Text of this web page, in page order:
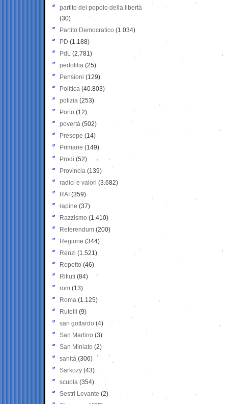
partito del popolo della libertà
(30)
Partito Democratico (1.034)
PD (1.188)
PdL (2.781)
pedofilia (25)
Pensioni (129)
Politica (40.803)
polizia (253)
Porto (12)
povertà (502)
Presepe (14)
Primarie (149)
Prodi (52)
Provincia (139)
radici e valori (3.682)
RAI (359)
rapine (37)
Razzismo (1.410)
Referendum (200)
Regione (344)
Renzi (1.521)
Repetto (46)
Rifiuti (84)
rom (13)
Roma (1.125)
Rutelli (9)
san gottardo (4)
San Martino (3)
San Miniato (2)
sanità (306)
Sarkozy (43)
scuola (354)
Sestri Levante (2)